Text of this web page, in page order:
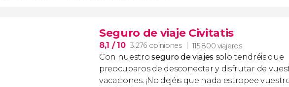
Seguro de viaje Civitatis
8,1 / 10 3.276 opiniones 115.800 viajeros
Con nuestroseguro de viajes solo tendréis que
preocuparos de desconectar y disfrutar de
vacaciones. ¡No dejéis que nada estropee